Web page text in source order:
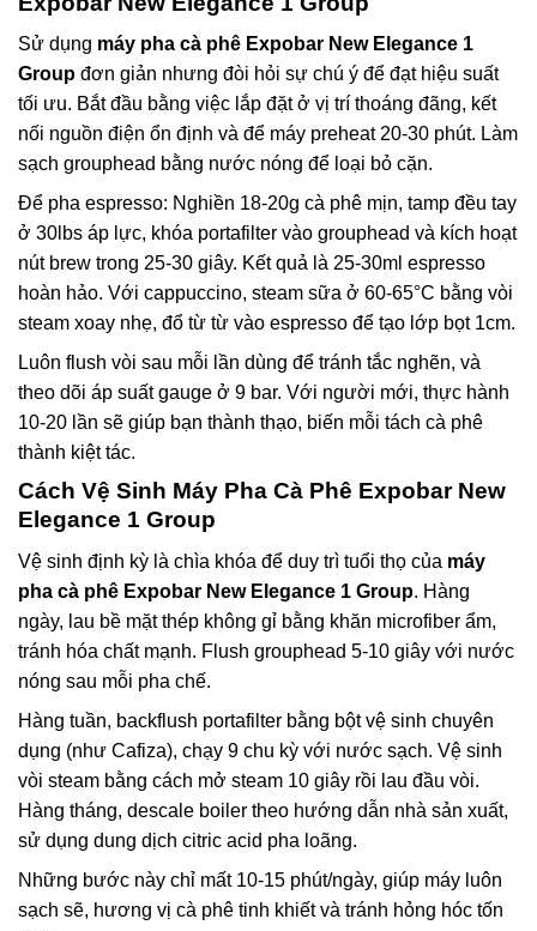
Sử dụng máy pha cà phê Expobar New Elegance 1
Group đơn giản nhưng đòi hỏi sự chú ý để đạt hiệu suất
tối ưu. Bắt đầu bằng việc lắp đặt ở vị trí thoáng đãng, kết
nối nguồn điện ổn định và để máy preheat 20-30 phút. Làm
sạch grouphead bằng nước nóng để loại bỏ cặn.
Để pha espresso: Nghiền 18-20g cà phê mịn, tamp đều tay
ở 30lbs áp lực, khóa portafilter vào grouphead và kích hoạt
nút brew trong 25-30 giây. Kết quả là 25-30ml espresso
hoàn hảo. Với cappuccino, steam sữa ở 60-65°C bằng vòi
steam xoay nhẹ, đổ từ từ vào espresso để tạo lớp bọt 1cm.
Luôn flush vòi sau mỗi lần dùng để tránh tắc nghẽn, và
theo dõi áp suất gauge ở 9 bar. Với người mới, thực hành
10-20 lần sẽ giúp bạn thành thạo, biến mỗi tách cà phê
thành kiệt tác.
Cách Vệ Sinh Máy Pha Cà Phê Expobar New
Elegance 1 Group
Vệ sinh định kỳ là chìa khóa để duy trì tuổi thọ của máy
pha cà phê Expobar New Elegance 1 Group. Hàng
ngày, lau bề mặt thép không gỉ bằng khăn microfiber ẩm,
tránh hóa chất mạnh. Flush grouphead 5-10 giây với nước
nóng sau mỗi pha chế.
Hàng tuần, backflush portafilter bằng bột vệ sinh chuyên
dụng (như Cafiza), chạy 9 chu kỳ với nước sạch. Vệ sinh
vòi steam bằng cách mở steam 10 giây rồi lau đầu vòi.
Hàng tháng, descale boiler theo hướng dẫn nhà sản xuất,
sử dụng dung dịch citric acid pha loãng.
Những bước này chỉ mất 10-15 phút/ngày, giúp máy luôn
sạch sẽ, hương vị cà phê tinh khiết và tránh hỏng hóc tốn